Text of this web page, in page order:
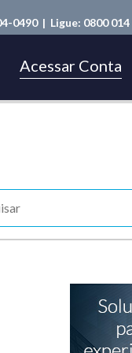
0490 | Ligue: 0800
Acessar Conta